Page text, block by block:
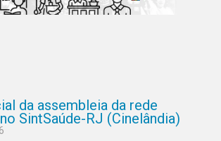
da assembleia da rede
SintSaúde-RJ (Cinelândia)